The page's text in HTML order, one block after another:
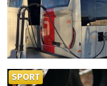
SPORT